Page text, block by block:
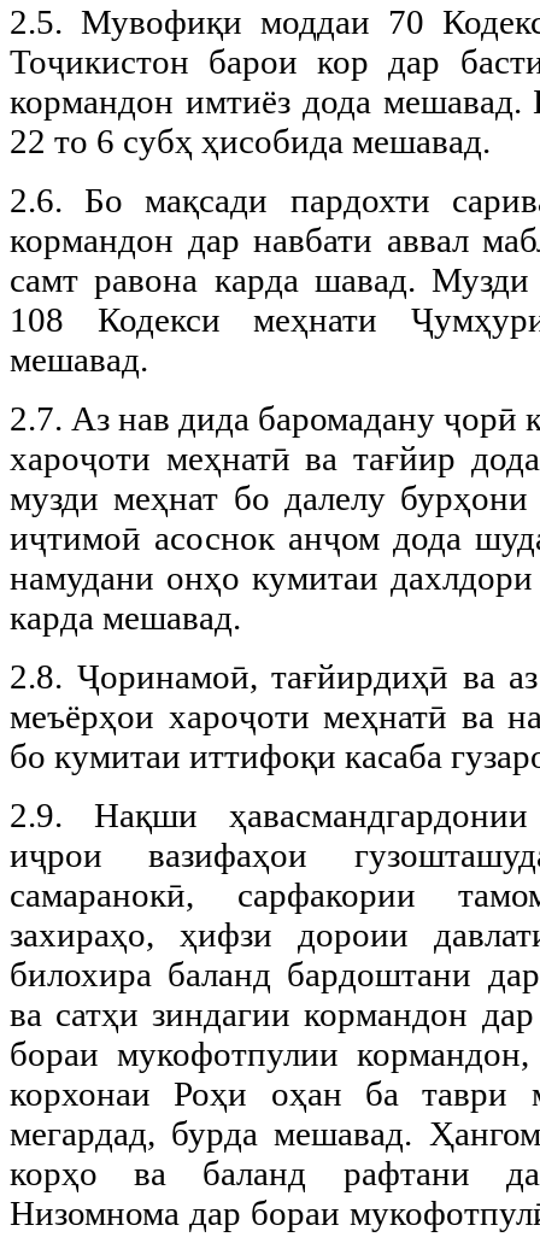
2.5. Мувофиқи моддаи 70
Тоҷикистон барои кор дар
кормандон имтиёз дода мешавад.
22 то 6 субҳ ҳисобида мешавад.
2.6. Бо мақсади пардохти
кормандон дар навбати аввал
самт равона карда шавад.
108 Кодекси меҳнати
мешавад.
2.7. Аз нав дида баромадану ҷорӣ
хароҷоти меҳнатӣ ва тағйир
музди меҳнат бо далелу бурҳони
иҷтимоӣ асоснок анҷом дода
намудани онҳо кумитаи
карда мешавад.
2.8. Ҷоринамоӣ, тағйирдиҳӣ ва
меъёрҳои хароҷоти меҳнатӣ ва
бо кумитаи иттифоқи касаба
2.9. Нақши
иҷрои вазифаҳои
самаранокӣ, сарфакории
захираҳо, ҳифзи дороии
билохира баланд бардоштани
ва сатҳи зиндагии кормандон
бораи мукофотпулии
корхонаи Роҳи оҳан ба таври
мегардад, бурда мешавад.
корҳо ва баланд рафтани
Низомнома дар бораи